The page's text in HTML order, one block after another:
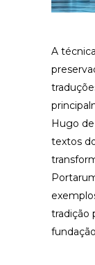
A
Hugo
textos
tradição